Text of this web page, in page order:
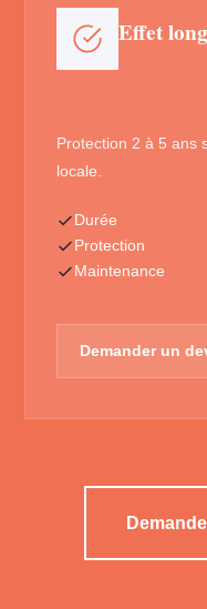
Effet
Protection 2 à 5 ans
locale.
Durée
Protection
Maintenance
Demander un